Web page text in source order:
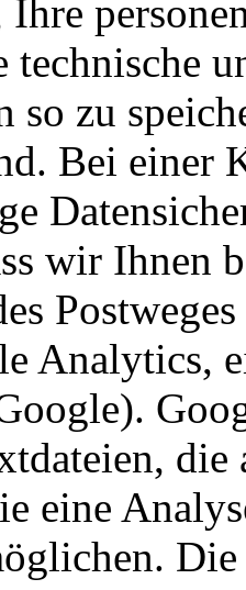
Ihre
technische
so zu
Bei einer
wir Ihnen
Analytics,
eine